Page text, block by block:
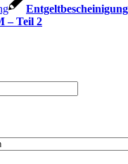
– Teil 2